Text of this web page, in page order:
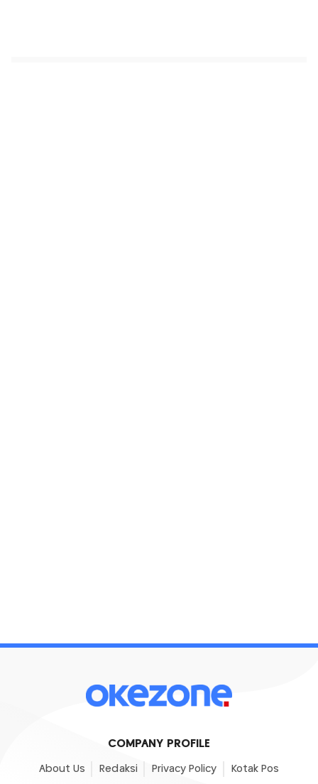
COMPANY PROFILE
About Us Redaksi Privacy Policy Kotak Pos